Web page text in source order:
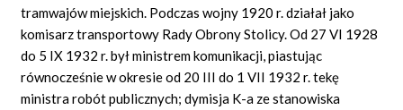
tramwajów miejskich. Podczas wojny 1920 r. działał jako
komisarz transportowy Rady Obrony Stolicy. Od 27 VI 1928
do 5 IX 1932 r. był ministrem komunikacji, piastując
równocześnie w okresie od 20 III do 1 VII 1932 r. tekę
ministra robót publicznych; dymisja K-a ze stanowiska